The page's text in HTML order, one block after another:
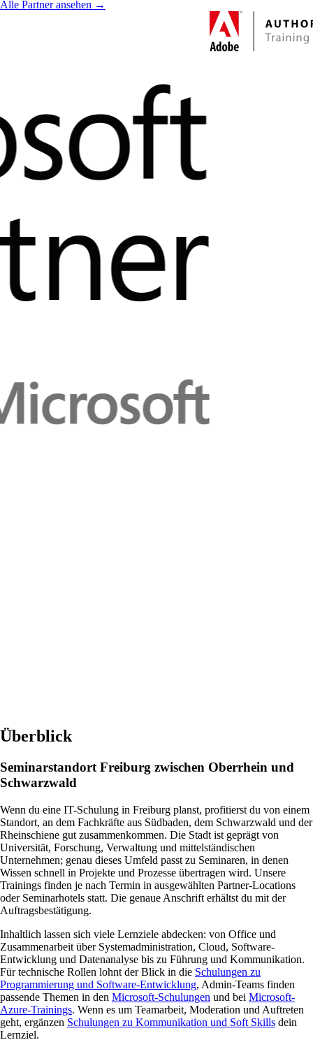
Alle Partner ansehen →
Überblick
Seminarstandort Freiburg zwischen Oberrhein und
Schwarzwald
Wenn du eine IT-Schulung in Freiburg planst, profitierst du von einem
Standort, an dem Fachkräfte aus Südbaden, dem Schwarzwald und der
Rheinschiene gut zusammenkommen. Die Stadt ist geprägt von
Universität, Forschung, Verwaltung und mittelständischen
Unternehmen; genau dieses Umfeld passt zu Seminaren, in denen
Wissen schnell in Projekte und Prozesse übertragen wird. Unsere
Trainings finden je nach Termin in ausgewählten Partner-Locations
oder Seminarhotels statt. Die genaue Anschrift erhältst du mit der
Auftragsbestätigung.
Inhaltlich lassen sich viele Lernziele abdecken: von Office und
Zusammenarbeit über Systemadministration, Cloud, Software-
Entwicklung und Datenanalyse bis zu Führung und Kommunikation.
Für technische Rollen lohnt der Blick in die Schulungen zu
Programmierung und Software-Entwicklung, Admin-Teams finden
passende Themen in den Microsoft-Schulungen und bei Microsoft-
Azure-Trainings. Wenn es um Teamarbeit, Moderation und Auftreten
geht, ergänzen Schulungen zu Kommunikation und Soft Skills dein
Lernziel.